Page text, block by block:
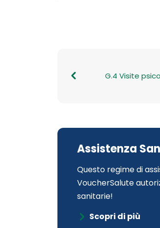
G.4 Visite
Assistenza
Questo regime di
VoucherSalute
sanitarie!
Scopri di più